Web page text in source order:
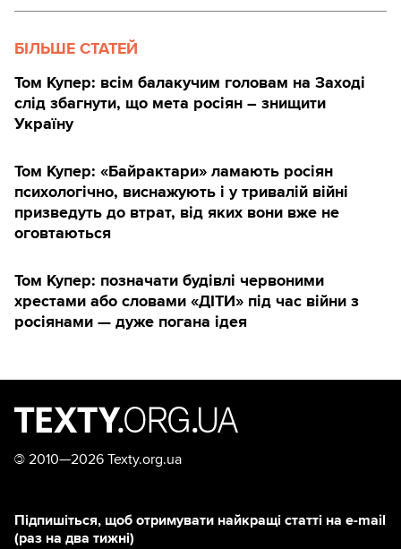
БІЛЬШЕ СТАТЕЙ
Том Купер: всім балакучим головам на Заході
слід збагнути, що мета росіян – знищити
Україну
Том Купер: «Байрактари» ламають росіян
психологічно, виснажують і у тривалій війні
призведуть до втрат, від яких вони вже не
оговтаються
Том Купер: позначати будівлі червоними
хрестами або словами «ДІТИ» під час війни з
росіянами — дуже погана ідея
© 2010—2026 Texty.org.ua
Підпишіться, щоб отримувати найкращі статті на e-mail
(раз на два тижні)